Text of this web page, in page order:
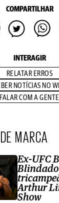
COMPARTILHAR
INTERAGIR
RELATAR ERROS
NOTÍCIAS NO
FALAR COM A GENTE
MARCA
Ex-UFC
Arthur
Show